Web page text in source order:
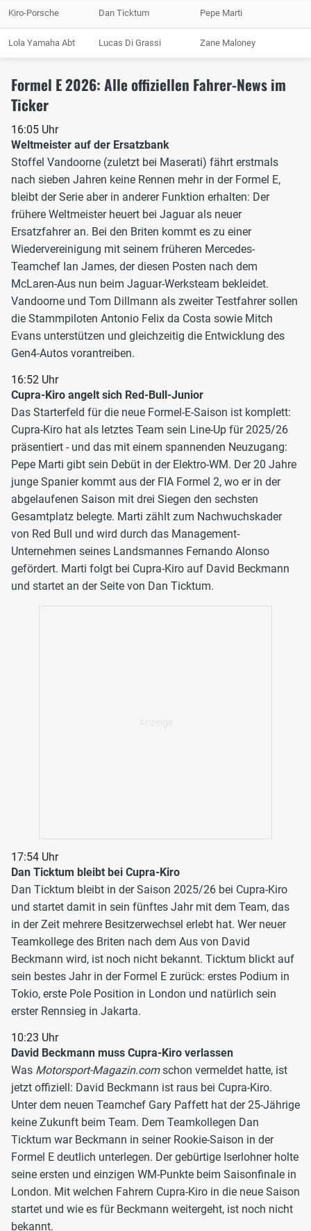
Kiro-Porsche Dan Ticktum Pepe Marti
Lola Yamaha Abt Lucas Di Grassi Zane Maloney
Formel E 2026: Alle offiziellen Fahrer-News im
Ticker
16:05 Uhr
Weltmeister auf der Ersatzbank
Stoffel Vandoorne (zuletzt bei Maserati) fährt erstmals
nach sieben Jahren keine Rennen mehr in der Formel E,
bleibt der Serie aber in anderer Funktion erhalten: Der
frühere Weltmeister heuert bei Jaguar als neuer
Ersatzfahrer an. Bei den Briten kommt es zu einer
Wiedervereinigung mit seinem früheren Mercedes-
Teamchef Ian James, der diesen Posten nach dem
McLaren-Aus nun beim Jaguar-Werksteam bekleidet.
Vandoorne und Tom Dillmann als zweiter Testfahrer sollen
die Stammpiloten Antonio Felix da Costa sowie Mitch
Evans unterstützen und gleichzeitig die Entwicklung des
Gen4-Autos vorantreiben.
16:52 Uhr
Cupra-Kiro angelt sich Red-Bull-Junior
Das Starterfeld für die neue Formel-E-Saison ist komplett:
Cupra-Kiro hat als letztes Team sein Line-Up für 2025/26
präsentiert - und das mit einem spannenden Neuzugang:
Pepe Marti gibt sein Debüt in der Elektro-WM. Der 20 Jahre
junge Spanier kommt aus der FIA Formel 2, wo er in der
abgelaufenen Saison mit drei Siegen den sechsten
Gesamtplatz belegte. Marti zählt zum Nachwuchskader
von Red Bull und wird durch das Management-
Unternehmen seines Landsmannes Fernando Alonso
gefördert. Marti folgt bei Cupra-Kiro auf David Beckmann
und startet an der Seite von Dan Ticktum.
17:54 Uhr
Dan Ticktum bleibt bei Cupra-Kiro
Dan Ticktum bleibt in der Saison 2025/26 bei Cupra-Kiro
und startet damit in sein fünftes Jahr mit dem Team, das
in der Zeit mehrere Besitzerwechsel erlebt hat. Wer neuer
Teamkollege des Briten nach dem Aus von David
Beckmann wird, ist noch nicht bekannt. Ticktum blickt auf
sein bestes Jahr in der Formel E zurück: erstes Podium in
Tokio, erste Pole Position in London und natürlich sein
erster Rennsieg in Jakarta.
10:23 Uhr
David Beckmann muss Cupra-Kiro verlassen
Was Motorsport-Magazin.comschon vermeldet hatte, ist
jetzt offiziell: David Beckmann ist raus bei Cupra-Kiro.
Unter dem neuen Teamchef Gary Paffett hat der 25-Jährige
keine Zukunft beim Team. Dem Teamkollegen Dan
Ticktum war Beckmann in seiner Rookie-Saison in der
Formel E deutlich unterlegen. Der gebürtige Iserlohner holte
seine ersten und einzigen WM-Punkte beim Saisonfinale in
London. Mit welchen Fahrern Cupra-Kiro in die neue Saison
startet und wie es für Beckmann weitergeht, ist noch nicht
bekannt.